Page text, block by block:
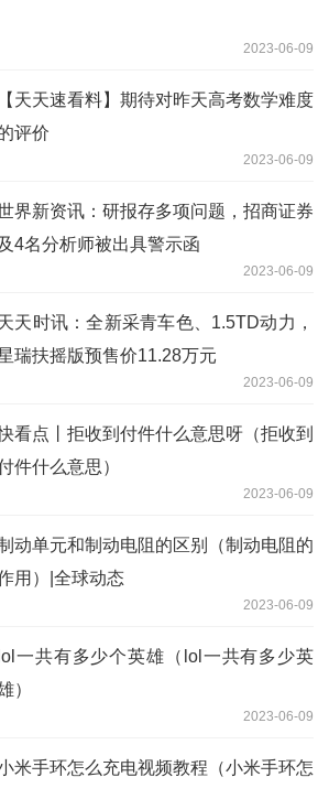
2023-06-09
【天天速看料】期待对昨天高考数学难度
评价
2023-06-09
界新资讯：研报存多项问题，招商证券
及4名分析师被出具警示函
2023-06-09
天时讯：全新采青车色、1.5TD动力，
瑞扶摇版预售价11.28万元
2023-06-09
看点丨拒收到付件什么意思呀（拒收到
件什么意思）
2023-06-09
动单元和制动电阻的区别（制动电阻的
用）|全球动态
2023-06-09
lol一共有多少个英雄（lol一共有多少英
）
2023-06-09
米手环怎么充电视频教程（小米手环怎